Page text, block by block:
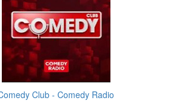
Club - Comedy Radio